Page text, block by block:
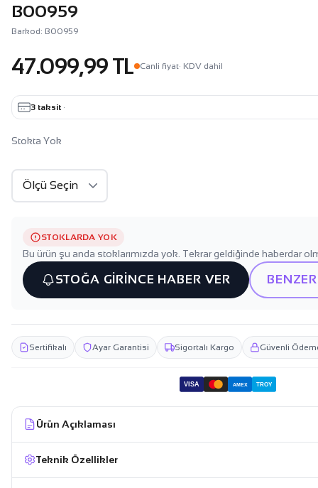
B00959
Barkod: B00959
47.099,99 TL Canli fiyat· KDV dahil
3 taksit ·
Stokta Yok
STOKLARDA YOK
Bu ürün şu anda stoklarımızda yok. Tekrar geldiğinde haberdar
STOĞA GİRİNCE HABER VER
Sertifikalı Ayar Garantisi Sigortalı Kargo Güvenli
VISA AMEX TROY
Ürün Açıklaması
Teknik Özellikler